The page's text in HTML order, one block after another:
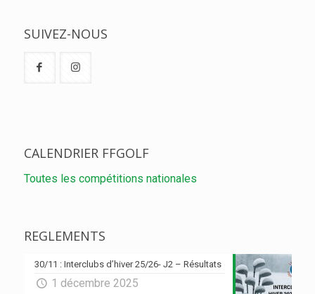
SUIVEZ-NOUS
CALENDRIER FFGOLF
Toutes les compétitions nationales
REGLEMENTS
30/11 : Interclubs d’hiver 25/26- J2 – Résultats
1 décembre 2025